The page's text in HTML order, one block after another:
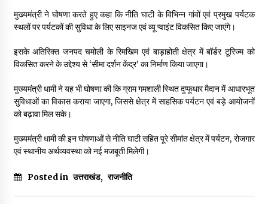
Thought Of The Day 10 May
May 10, 2022
Thought Of The Day 9 May
May 9, 2022
मुख्यमंत्री ने घोषणा करते हुए कहा कि नीति घाटी के विभिन्न गांवों एवं प्रमुख पर्यटक
स्थलों पर पर्यटकों की सुविधा के लिए साइनज एवं व्यू प्वाइंट विकसित किए जाएंगे।
इसके अतिरिक्त जनपद चमोली के रिमखिम एवं बाड़ाहोती क्षेत्र में बॉर्डर टूरिज्म को
विकसित करने के उद्देश्य से ‘सीमा दर्शन केंद्र’ का निर्माण किया जाएगा।
मुख्यमंत्री धामी ने यह भी घोषणा की कि ग्राम गमशाली स्थित दुप्फूधार मैदान में आधारभूत
सुविधाओं का विकास कराया जाएगा, जिससे क्षेत्र में साहसिक पर्यटन एवं बड़े आयोजनों
को बढ़ावा मिल सके।
मुख्यमंत्री धामी की इन घोषणाओं से नीति घाटी सहित पूरे सीमांत क्षेत्र में पर्यटन, रोजगार
एवं स्थानीय अर्थव्यवस्था को नई मजबूती मिलेगी।
Posted in उत्तराखंड, राजनीति